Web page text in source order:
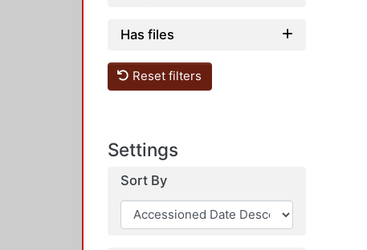
Has files
Reset filters
Settings
Sort By